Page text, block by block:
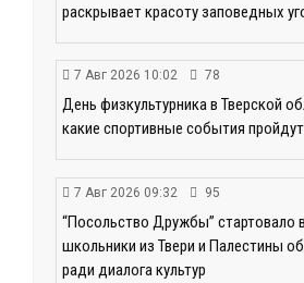
раскрывает красоту заповедных
7 Авг 2026 10:02 78
День физкультурника в Тверской
какие спортивные события
7 Авг 2026 09:32 95
“Посольство Дружбы” стартовало
школьники из Твери и Палестины
ради диалога культур